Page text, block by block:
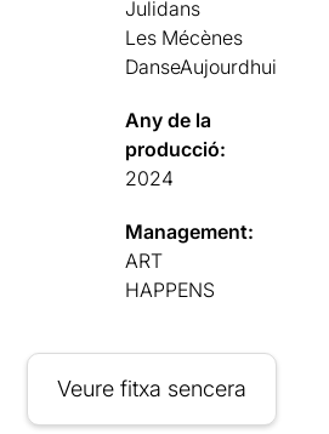
Julidans
Les Mécènes
DanseAujourdhui
Any de la
producció:
2024
Management:
ART
HAPPENS
Veure fitxa sencera